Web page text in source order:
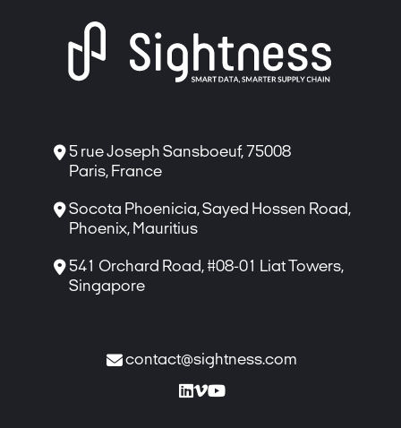
 5 rue Joseph Sansboeuf, 75008
Paris, France
Socota Phoenicia, Sayed Hossen Road,
Phoenix, Mauritius
 541 Orchard Road, #08-01 Liat Towers,
Singapore
contact@sightness.com
